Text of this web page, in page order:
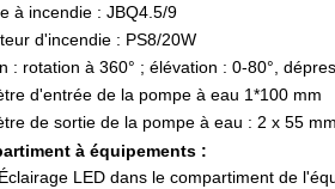
à incendie :JBQ4.5/9
d'incendie : PS8/20W
: rotation à 360° ; élévation : 0-80°,
d'entrée de la pompe à eau 1*100 mm
de sortie de la pompe à eau : 2 x 55 mm
à équipements :
LED dans le compartiment de